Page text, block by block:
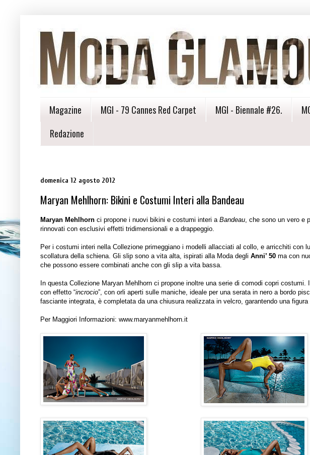
Magazine MGI - 79 Cannes Red Carpet MGI - Biennale #26.
Redazione
domenica 12 agosto 2012
Maryan Mehlhorn: Bikini e Costumi Interi alla Bandeau
Maryan Mehlhorn ci propone i nuovi bikini e costumi interi a Bandeau, che sono un vero e
rinnovati con esclusivi effetti tridimensionali e a drappeggio.
Per i costumi interi nella Collezione primeggiano i modelli allacciati al collo, e arricchiti con
scollatura della schiena. Gli slip sono a vita alta, ispirati alla Moda degli Anni’ 50 ma con
che possono essere combinati anche con gli slip a vita bassa.
In questa Collezione Maryan Mehlhorn ci propone inoltre una serie di comodi copri
con effetto “incrocio”, con orli aperti sulle maniche, ideale per una serata in nero a bordo
fasciante integrata, è completata da una chiusura realizzata in velcro, garantendo una
Per Maggiori Informazioni: www.maryanmehlhorn.it